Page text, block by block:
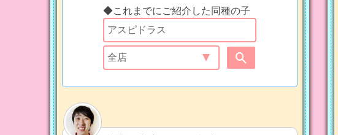
◆これまでにご紹介した同種の子